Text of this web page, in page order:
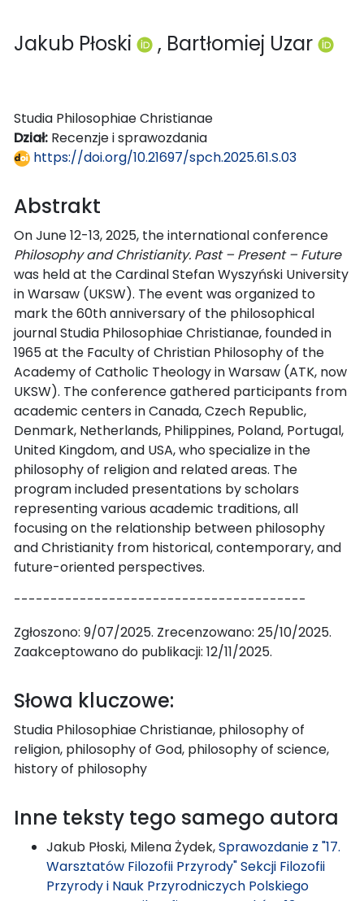
Jakub Płoski , Bartłomiej Uzar
Studia Philosophiae Christianae
Dział: Recenzje i sprawozdania
https://doi.org/10.21697/spch.2025.61.S.03
Abstrakt
On June 12-13, 2025, the international conference
Philosophy and Christianity. Past – Present – Future
was held at the Cardinal Stefan Wyszyński University
in Warsaw (UKSW). The event was organized to
mark the 60th anniversary of the philosophical
journal Studia Philosophiae Christianae, founded in
1965 at the Faculty of Christian Philosophy of the
Academy of Catholic Theology in Warsaw (ATK, now
UKSW). The conference gathered participants from
academic centers in Canada, Czech Republic,
Denmark, Netherlands, Philippines, Poland, Portugal,
United Kingdom, and USA, who specialize in the
philosophy of religion and related areas. The
program included presentations by scholars
representing various academic traditions, all
focusing on the relationship between philosophy
and Christianity from historical, contemporary, and
future-oriented perspectives.
----------------------------------------
Zgłoszono: 9/07/2025. Zrecenzowano: 25/10/2025.
Zaakceptowano do publikacji: 12/11/2025.
Słowa kluczowe:
Studia Philosophiae Christianae, philosophy of
religion, philosophy of God, philosophy of science,
history of philosophy
Inne teksty tego samego autora
Jakub Płoski, Milena Żydek,Sprawozdanie z "17.
Warsztatów Filozofii Przyrody" Sekcji Filozofii
Przyrody i Nauk Przyrodniczych Polskiego